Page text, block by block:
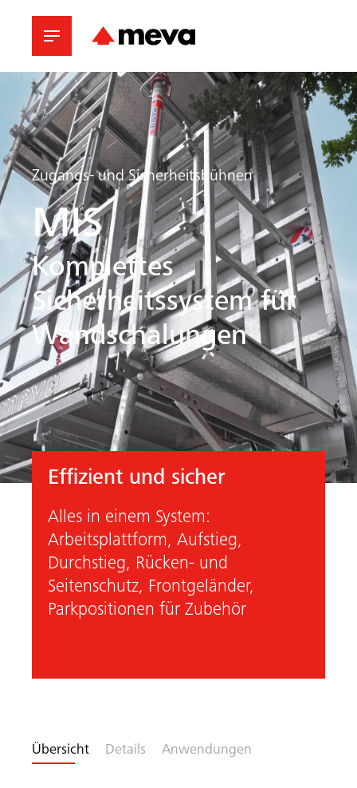
Zugangs- und Sicherheitsbühnen
MIS
Komplettes
Sicherheitssystem für
Wandschalungen
Effizient und sicher
Alles in einem System:
Arbeitsplattform, Aufstieg,
Durchstieg, Rücken- und
Seitenschutz, Frontgeländer,
Parkpositionen für Zubehör
Übersicht Details Anwendungen